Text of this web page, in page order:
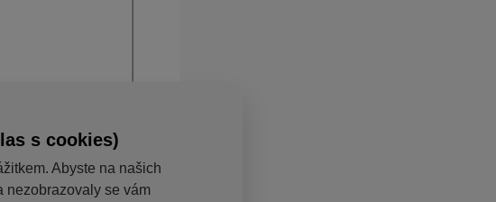
s cookies)
Abyste na našich
nezobrazovaly se vám